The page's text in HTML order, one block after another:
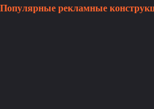
Популярные рекламные